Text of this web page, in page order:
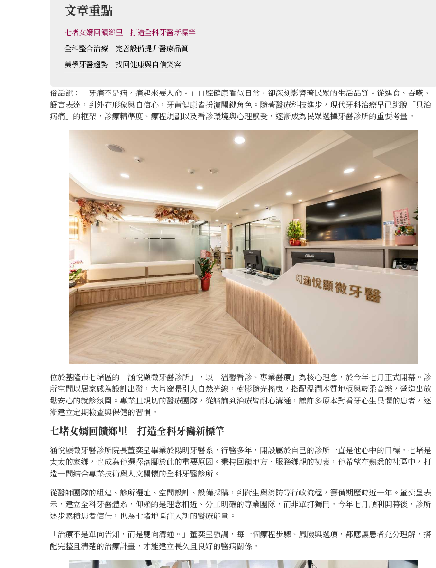
文章重點
七堵女婿回饋鄉里 打造全科牙醫新標竿
全科整合治療 完善設備提升醫療品質
美學牙醫趨勢 找回健康與自信笑容
俗話說：「牙痛不是病，痛起來要人命。」口腔健康看似日常，卻深刻影響著民眾的生活品質。從進食、吞嚥、
語言表達，到外在形象與自信心，牙齒健康皆扮演關鍵角色。隨著醫療科技進步，現代牙科治療早已跳脫「只治
病痛」的框架，診療精準度、療程規劃以及看診環境與心理感受，逐漸成為民眾選擇牙醫診所的重要考量。
位於基隆市七堵區的「涵悅顯微牙醫診所」，以「溫馨看診、專業醫療」為核心理念，於今年七月正式開幕。診
所空間以居家感為設計出發，大片窗景引入自然光線，樹影隨光搖曳，搭配溫潤木質地板與輕柔音樂，營造出放
鬆安心的就診氛圍。專業且親切的醫療團隊，從諮詢到治療皆耐心溝通，讓許多原本對看牙心生畏懼的患者，逐
漸建立定期檢查與保健的習慣。
七堵女婿回饋鄉里 打造全科牙醫新標竿
涵悅顯微牙醫診所院長董奕呈畢業於陽明牙醫系，行醫多年，開設屬於自己的診所一直是他心中的目標。七堵是
太太的家鄉，也成為他選擇落腳於此的重要原因。秉持回饋地方、服務鄉親的初衷，他希望在熟悉的社區中，打
造一間結合專業技術與人文關懷的全科牙醫診所。
從醫師團隊的組建、診所選址、空間設計、設備採購，到衛生與消防等行政流程，籌備期歷時近一年。董奕呈表
示，建立全科牙醫體系，仰賴的是理念相近、分工明確的專業團隊，而非單打獨鬥。今年七月順利開幕後，診所
逐步累積患者信任，也為七堵地區注入新的醫療能量。
「治療不是單向告知，而是雙向溝通。」董奕呈強調，每一個療程步驟、風險與選項，都應讓患者充分理解，搭
配完整且清楚的治療計畫，才能建立長久且良好的醫病關係。